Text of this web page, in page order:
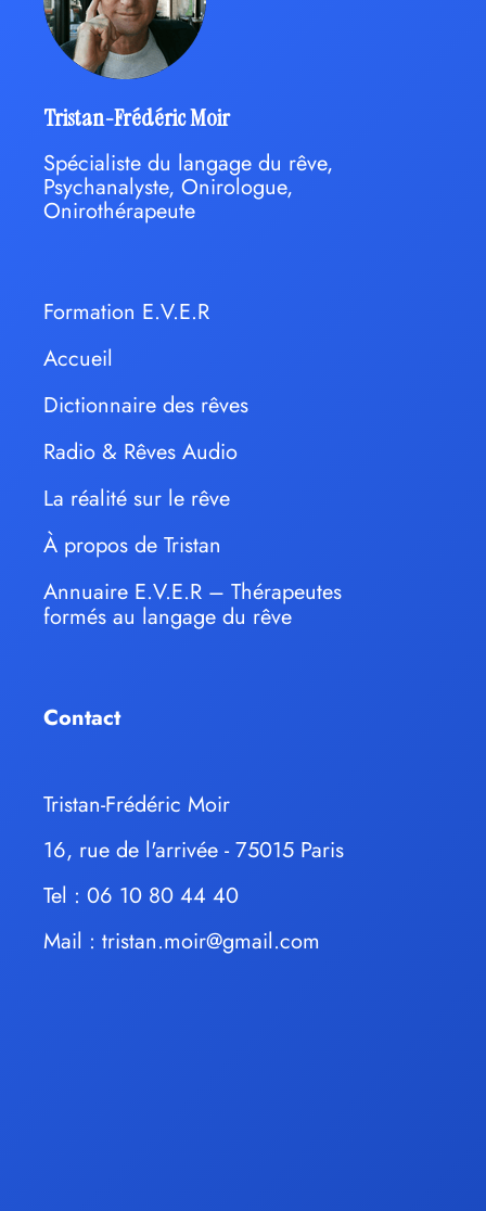
Tristan-Frédéric Moir
Spécialiste du langage du rêve,
Psychanalyste, Onirologue,
Onirothérapeute
Formation E.V.E.R
Accueil
Dictionnaire des rêves
Radio & Rêves Audio
La réalité sur le rêve
À propos de Tristan
Annuaire E.V.E.R – Thérapeutes
formés au langage du rêve
Contact
Tristan-Frédéric Moir
16, rue de l'arrivée - 75015 Paris
Tel : 06 10 80 44 40
Mail : tristan.moir@gmail.com